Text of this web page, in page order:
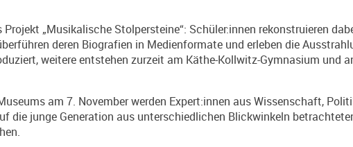
„Musikalische Stolpersteine“: Schüler:innen rekonstruieren
deren Biografien in Medienformate und erleben die
weitere entstehen zurzeit am Käthe-Kollwitz-Gymnasium und
am 7. November werden Expert:innen aus Wissenschaft,
die junge Generation aus unterschiedlichen Blickwinkeln